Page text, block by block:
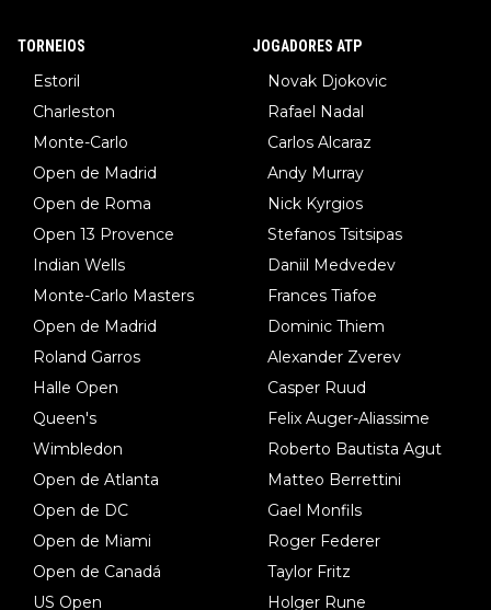
TORNEIOS
Estoril
Charleston
Monte-Carlo
Open de Madrid
Open de Roma
Open 13 Provence
Indian Wells
Monte-Carlo Masters
Open de Madrid
Roland Garros
Halle Open
Queen's
Wimbledon
Open de Atlanta
Open de DC
Open de Miami
Open de Canadá
US Open
JOGADORES ATP
Novak Djokovic
Rafael Nadal
Carlos Alcaraz
Andy Murray
Nick Kyrgios
Stefanos Tsitsipas
Daniil Medvedev
Frances Tiafoe
Dominic Thiem
Alexander Zverev
Casper Ruud
Felix Auger-Aliassime
Roberto Bautista Agut
Matteo Berrettini
Gael Monfils
Roger Federer
Taylor Fritz
Holger Rune